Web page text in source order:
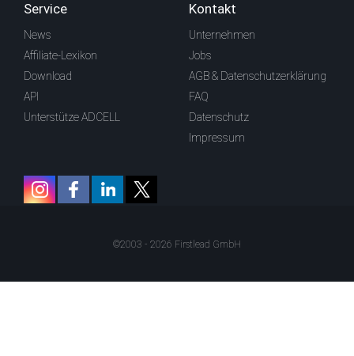
Service
News
Affiliate-Lexikon
Download
API
Unterstütze ADCELL
Kontakt
Unternehmen
Jobs
AGB & Datenschutzerklärung
FAQ
Datenschutz
Impressum
©2003 - 2026 Firstlead GmbH